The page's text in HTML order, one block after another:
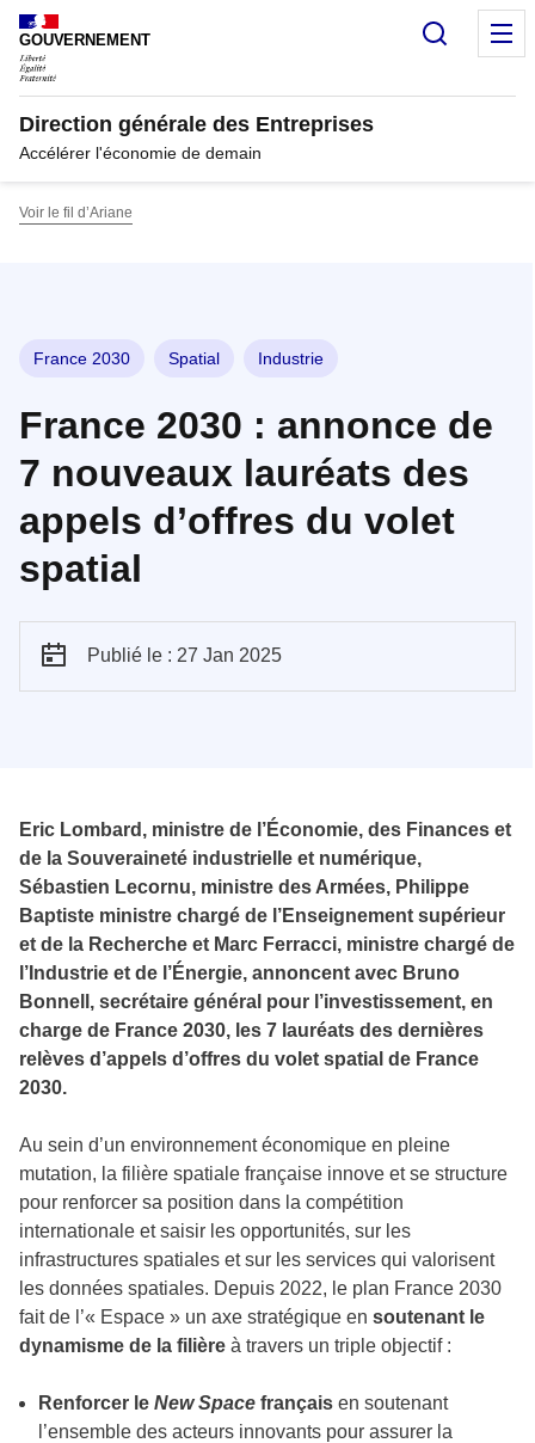
Panneau de gestion des cookies
GOUVERNEMENT
Direction générale des Entreprises
Accélérer l'économie de demain
Voir le fil d’Ariane
France 2030 Spatial Industrie
France 2030 : annonce de
7 nouveaux lauréats des
appels d’offres du volet
spatial
Publié le : 27 Jan 2025
Eric Lombard, ministre de l’Économie, des Finances et
de la Souveraineté industrielle et numérique,
Sébastien Lecornu, ministre des Armées, Philippe
Baptiste ministre chargé de l’Enseignement supérieur
et de la Recherche et Marc Ferracci, ministre chargé de
l’Industrie et de l’Énergie, annoncent avec Bruno
Bonnell, secrétaire général pour l’investissement, en
charge de France 2030, les 7 lauréats des dernières
relèves d’appels d’offres du volet spatial de France
2030.
Au sein d’un environnement économique en pleine
mutation, la filière spatiale française innove et se structure
pour renforcer sa position dans la compétition
internationale et saisir les opportunités, sur les
infrastructures spatiales et sur les services qui valorisent
les données spatiales. Depuis 2022, le plan France 2030
fait de l’« Espace » un axe stratégique en soutenant le
dynamisme de la filière à travers un triple objectif :
Renforcer le New Space français en soutenant
l’ensemble des acteurs innovants pour assurer la